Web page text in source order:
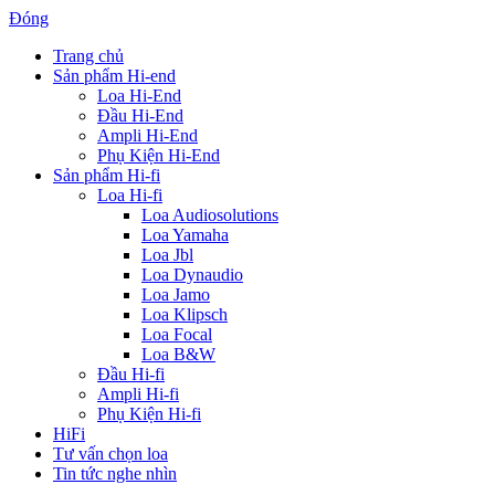
Đóng
Trang chủ
Sản phẩm Hi-end
Loa Hi-End
Đầu Hi-End
Ampli Hi-End
Phụ Kiện Hi-End
Sản phẩm Hi-fi
Loa Hi-fi
Loa Audiosolutions
Loa Yamaha
Loa Jbl
Loa Dynaudio
Loa Jamo
Loa Klipsch
Loa Focal
Loa B&W
Đầu Hi-fi
Ampli Hi-fi
Phụ Kiện Hi-fi
HiFi
Tư vấn chọn loa
Tin tức nghe nhìn